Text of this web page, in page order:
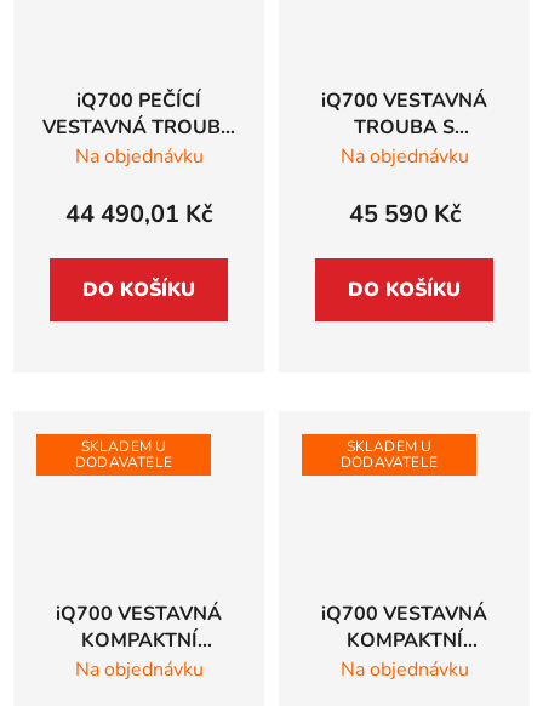
iQ700 PEČÍCÍ
VESTAVNÁ TROUBA
Siemens studioLine,
Na objednávku
44 490,01 Kč
DO KOŠÍKU
iQ700 VESTAVNÁ
TROUBA S
PŘÍDAVNOU PÁROU
černá - HR976GMB1
Na objednávku
45 590 Kč
DO KOŠÍKU
SKLADEM U
DODAVATELE
iQ700 VESTAVNÁ
KOMPAKTNÍ
KOMBINOVANÁ
Na objednávku
SKLADEM U
DODAVATELE
iQ700 VESTAVNÁ
KOMPAKTNÍ
TROUBA S
Na objednávku